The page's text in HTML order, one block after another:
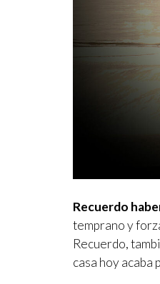
Recuerdo
temprano y
Recuerdo,
casa hoy acaba